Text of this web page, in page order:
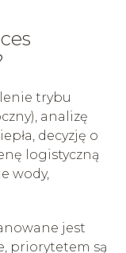
trybu
analizę
decyzję o
logistyczną
wody,
jest
priorytetem są